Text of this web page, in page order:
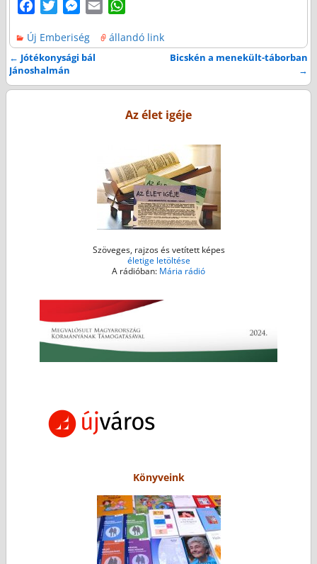
c
e
b
o
i
t
t
e
M
s
s
n
a
a
A
p
p
Új Emberiség állandó link
Bejegyzés navigáció
← Jótékonysági bál
Jánoshalmán
Bicskén a menekült-táborban
→
Az élet igéje
Szöveges, rajzos és vetített képes
életige letöltése
A rádióban: Mária rádió
Könyveink